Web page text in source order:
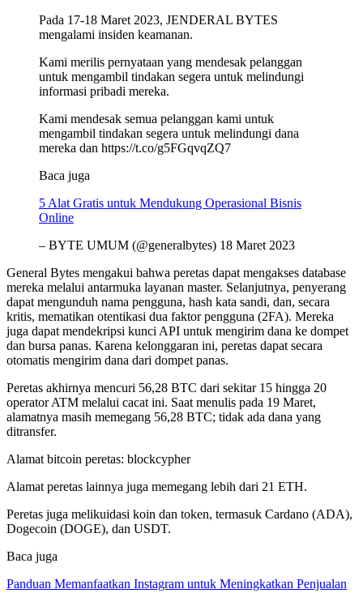
Pada 17-18 Maret 2023, JENDERAL BYTES
mengalami insiden keamanan.
Kami merilis pernyataan yang mendesak pelanggan
untuk mengambil tindakan segera untuk melindungi
informasi pribadi mereka.
Kami mendesak semua pelanggan kami untuk
mengambil tindakan segera untuk melindungi dana
mereka dan https://t.co/g5FGqvqZQ7
Baca juga
5 Alat Gratis untuk Mendukung Operasional Bisnis
Online
– BYTE UMUM (@generalbytes) 18 Maret 2023
General Bytes mengakui bahwa peretas dapat mengakses database
mereka melalui antarmuka layanan master. Selanjutnya, penyerang
dapat mengunduh nama pengguna, hash kata sandi, dan, secara
kritis, mematikan otentikasi dua faktor pengguna (2FA). Mereka
juga dapat mendekripsi kunci API untuk mengirim dana ke dompet
dan bursa panas. Karena kelonggaran ini, peretas dapat secara
otomatis mengirim dana dari dompet panas.
Peretas akhirnya mencuri 56,28 BTC dari sekitar 15 hingga 20
operator ATM melalui cacat ini. Saat menulis pada 19 Maret,
alamatnya masih memegang 56,28 BTC; tidak ada dana yang
ditransfer.
Alamat bitcoin peretas: blockcypher
Alamat peretas lainnya juga memegang lebih dari 21 ETH.
Peretas juga melikuidasi koin dan token, termasuk Cardano (ADA),
Dogecoin (DOGE), dan USDT.
Baca juga
Panduan Memanfaatkan Instagram untuk Meningkatkan Penjualan